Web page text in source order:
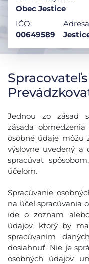
Obec Jestice
IČO:
00649589
Jednou zo zásad
zásada
osobné údaje môžu
výslovne uvedený a
spracúvať
účelom.
Spracúvanie
na účel spracúvania
ide o zoznam
údajov, ktorý by
spracúvaním
dosiahnuť. Nie je
osobných údajov